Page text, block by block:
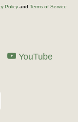
Policy and Terms of Service
YouTube